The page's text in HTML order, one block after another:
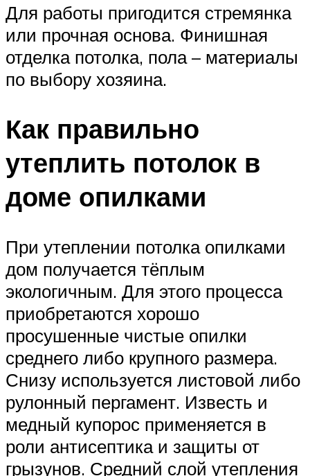
Для работы пригодится стремянка
или прочная основа. Финишная
отделка потолка, пола – материалы
по выбору хозяина.
Как правильно
утеплить потолок в
доме опилками
При утеплении потолка опилками
дом получается тёплым
экологичным. Для этого процесса
приобретаются хорошо
просушенные чистые опилки
среднего либо крупного размера.
Снизу используется листовой либо
рулонный пергамент. Известь и
медный купорос применяется в
роли антисептика и защиты от
грызунов. Средний слой утепления